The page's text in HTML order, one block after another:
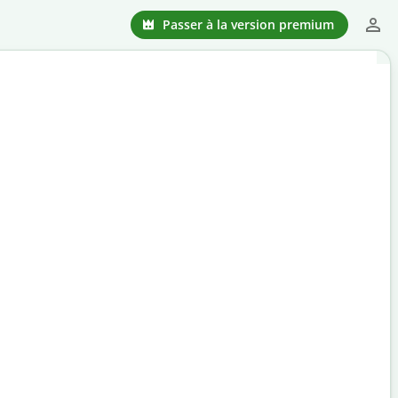
Passer à la version premium